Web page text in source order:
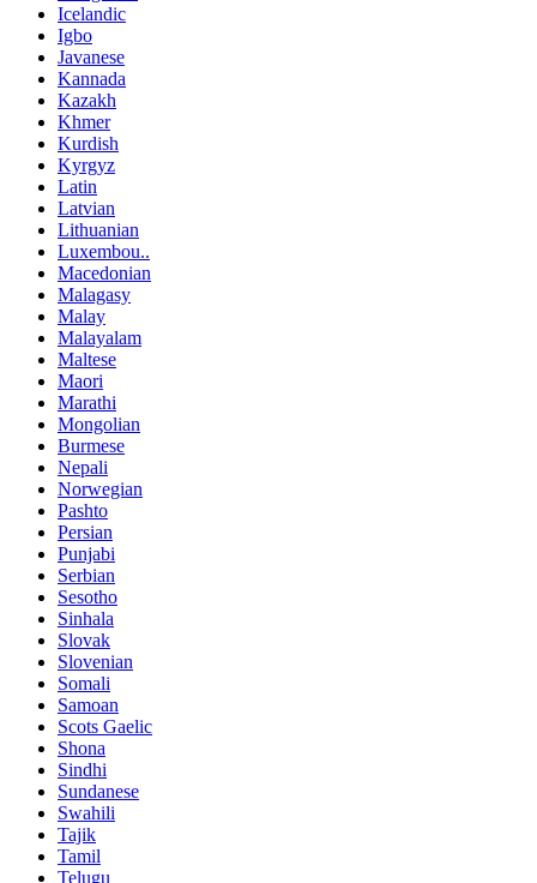
Icelandic
Igbo
Javanese
Kannada
Kazakh
Khmer
Kurdish
Kyrgyz
Latin
Latvian
Lithuanian
Luxembou..
Macedonian
Malagasy
Malay
Malayalam
Maltese
Maori
Marathi
Mongolian
Burmese
Nepali
Norwegian
Pashto
Persian
Punjabi
Serbian
Sesotho
Sinhala
Slovak
Slovenian
Somali
Samoan
Scots Gaelic
Shona
Sindhi
Sundanese
Swahili
Tajik
Tamil
Telugu